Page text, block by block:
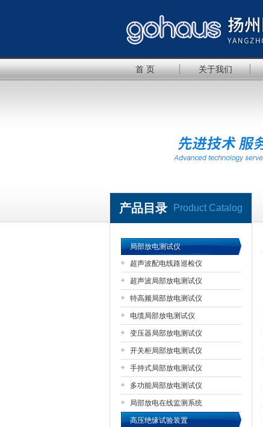
扬州国浩电气有限公司
首 页 关于我们
产品目录 Product Catalog
局部放电测试仪
超声波配电线路巡检仪
超声波局部放电测试仪
特高频局部放电测试仪
电缆局部放电测试仪
变压器局部放电测试仪
开关柜局部放电测试仪
手持式局部放电测试仪
多功能局部放电测试仪
局部放电在线监测系统
高压绝缘试验装置